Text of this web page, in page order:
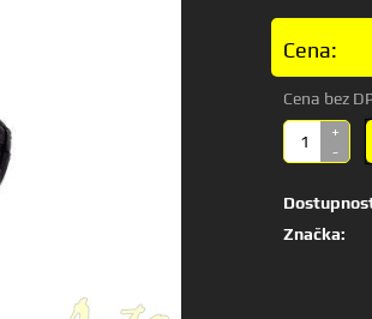
Cena:
Cena bez
+
-
Značka: